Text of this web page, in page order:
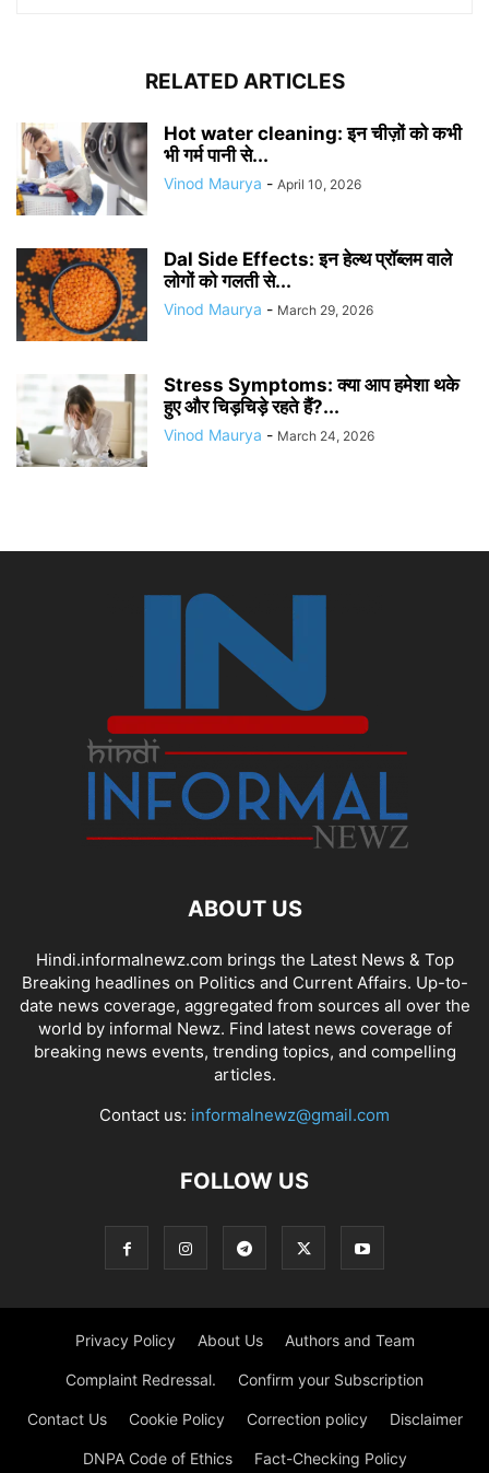
RELATED ARTICLES
Hot water cleaning: इन चीज़ों को कभी
भी गर्म पानी से...
Vinod Maurya - April 10, 2026
Dal Side Effects: इन हेल्थ प्रॉब्लम वाले
लोगों को गलती से...
Vinod Maurya - March 29, 2026
Stress Symptoms: क्या आप हमेशा थके
हुए और चिड़चिड़े रहते हैं?...
Vinod Maurya - March 24, 2026
ABOUT US
Hindi.informalnewz.com brings the Latest News & Top
Breaking headlines on Politics and Current Affairs. Up-to-
date news coverage, aggregated from sources all over the
world by informal Newz. Find latest news coverage of
breaking news events, trending topics, and compelling
articles.
Contact us: informalnewz@gmail.com
FOLLOW US
Privacy Policy About Us Authors and Team
Complaint Redressal. Confirm your Subscription
Contact Us Cookie Policy Correction policy Disclaimer
DNPA Code of Ethics Fact-Checking Policy